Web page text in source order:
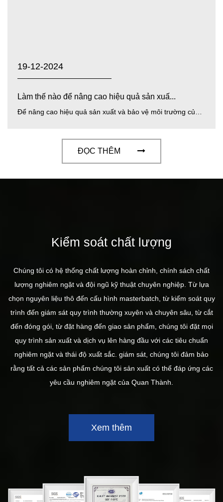
19-12-2024
Làm thế nào để nâng cao hiệu quả sản xuấ...
ĐỌC THÊM
Kiểm soát chất lượng
Chúng tôi có hệ thống chất lượng hoàn chỉnh, chính sách chất
lượng nghiêm ngặt và đội ngũ kỹ thuật chuyên nghiệp. Từ lựa
chọn nguyên liệu thô đến cấu hình masterbatch, từ kiểm soát quy
trình đến giám sát quy trình thường xuyên và chuyên sâu, từ cắt
đến đóng gói, từ đặt hàng đến giao sản phẩm, chúng tôi đặt mọi
quy trình sản xuất và dịch vụ lên hàng đầu với các tiêu chuẩn
nghiêm ngặt và thái độ xuất sắc. giám sát, chúng tôi đảm bảo
rằng tất cả các sản phẩm chúng tôi sản xuất có thể đáp ứng các
yêu cầu nghiêm ngặt của Quan Thành.
Xem thêm